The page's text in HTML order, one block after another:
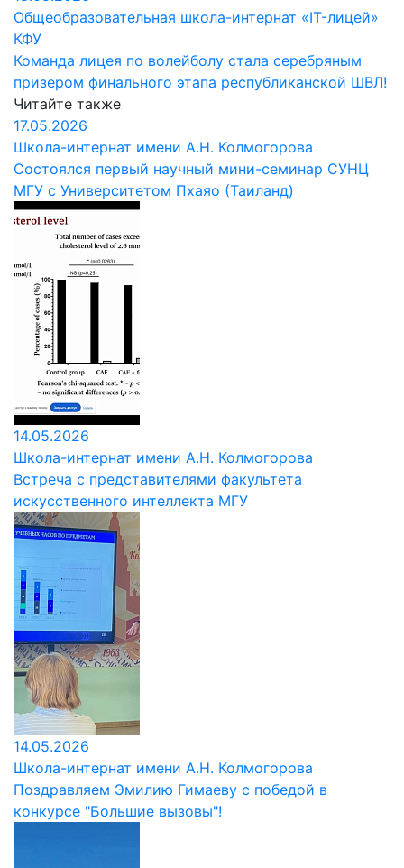
Общеобразовательная школа-интернат «IT-лицей»
КФУ
Команда лицея по волейболу стала серебряным
призером финального этапа республиканской ШВЛ!
Читайте также
17.05.2026
Школа-интернат имени А.Н. Колмогорова
Состоялся первый научный мини-семинар СУНЦ
МГУ с Университетом Пхаяо (Таиланд)
14.05.2026
Школа-интернат имени А.Н. Колмогорова
Встреча с представителями факультета
искусственного интеллекта МГУ
14.05.2026
Школа-интернат имени А.Н. Колмогорова
Поздравляем Эмилию Гимаеву с победой в
конкурсе "Большие вызовы"!